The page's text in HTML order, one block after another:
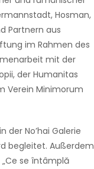
Hosman,
Partnern aus
im Rahmen des
mit der
der Humanitas
Verein Minimorum
der No’hai Galerie
begleitet. Außerdem
se întâmplă